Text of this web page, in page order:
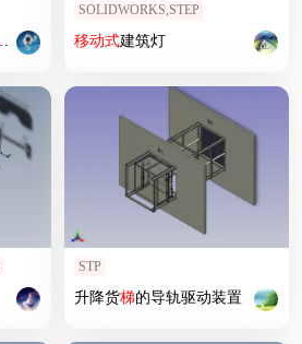
系统之颚式破碎机设备
SOLIDWORKS,STEP
移动式建筑灯
STP
升降货梯的导轨驱动装置